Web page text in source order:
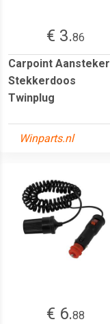
€ 3.86
Carpoint Aansteker
Stekkerdoos
Twinplug
Winparts.nl
€ 6.88